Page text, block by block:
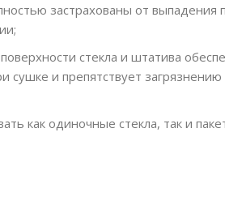
застрахованы от выпадения
стекла и штатива
сушке и препятствует
как одиночные стекла, так и